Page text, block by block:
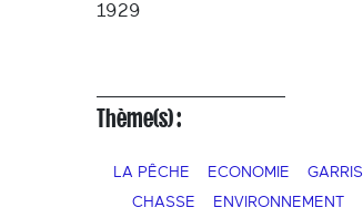
1929
Thème(s) :
LA PÊCHE ECONOMIE
GARRIS
CHASSE
ENVIRONNEMENT